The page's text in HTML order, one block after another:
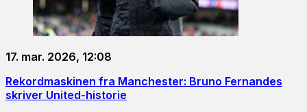
17. mar. 2026, 12:08
Rekordmaskinen fra Manchester: Bruno Fernandes
skriver United-historie